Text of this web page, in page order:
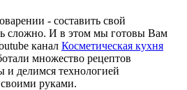
- составить свой
сложно. И в этом мы готовы Вам
канал Косметическая кухня
множество рецептов
и делимся технологией
руками.